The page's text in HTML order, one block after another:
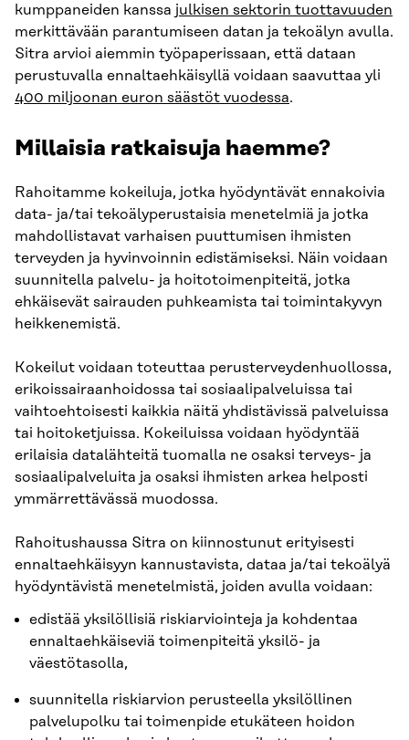
kumppaneiden kanssa julkisen sektorin tuottavuuden
merkittävään parantumiseen datan ja tekoälyn avulla.
Sitra arvioi aiemmin työpaperissaan, että dataan
perustuvalla ennaltaehkäisyllä voidaan saavuttaa yli
400 miljoonan euron säästöt vuodessa.
Millaisia ratkaisuja haemme?
Rahoitamme kokeiluja, jotka hyödyntävät ennakoivia
data- ja/tai tekoälyperustaisia menetelmiä ja jotka
mahdollistavat varhaisen puuttumisen ihmisten
terveyden ja hyvinvoinnin edistämiseksi. Näin voidaan
suunnitella palvelu- ja hoitotoimenpiteitä, jotka
ehkäisevät sairauden puhkeamista tai toimintakyvyn
heikkenemistä.
Kokeilut voidaan toteuttaa perusterveydenhuollossa,
erikoissairaanhoidossa tai sosiaalipalveluissa tai
vaihtoehtoisesti kaikkia näitä yhdistävissä palveluissa
tai hoitoketjuissa. Kokeiluissa voidaan hyödyntää
erilaisia datalähteitä tuomalla ne osaksi terveys- ja
sosiaalipalveluita ja osaksi ihmisten arkea helposti
ymmärrettävässä muodossa.
Rahoitushaussa Sitra on kiinnostunut erityisesti
ennaltaehkäisyyn kannustavista, dataa ja/tai tekoälyä
hyödyntävistä menetelmistä, joiden avulla voidaan:
edistää yksilöllisiä riskiarviointeja ja kohdentaa
ennaltaehkäiseviä toimenpiteitä yksilö- ja
väestötasolla,
suunnitella riskiarvion perusteella yksilöllinen
palvelupolku tai toimenpide etukäteen hoidon